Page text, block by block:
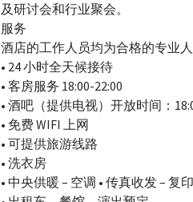
及研讨会和行业聚会。
服务
酒店的工作人员均为合格的专业
• 24 小时全天候接待
• 客房服务 18:00-22:00
• 酒吧（提供电视）开放时间：
• 免费 WIFI 上网
• 可提供旅游线路
• 洗衣房
• 中央供暖 – 空调 • 传真收发 – 复印